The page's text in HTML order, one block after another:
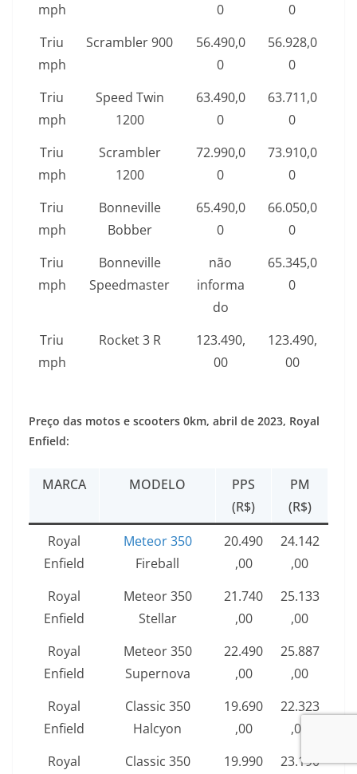
mph
0
0
Triu
mph
Scrambler 900
56.490,0
0
56.928,0
0
Triu
mph
Speed Twin
1200
63.490,0
0
63.711,0
0
Triu
mph
Scrambler
1200
72.990,0
0
73.910,0
0
Triu
mph
Bonneville
Bobber
65.490,0
0
66.050,0
0
Triu
mph
Bonneville
Speedmaster
não
informa
do
65.345,0
0
Triu
mph
Rocket 3 R
123.490,
00
123.490,
00
Preço das motos e scooters 0km, abril de 2023, Royal
Enfield:
MARCA MODELO
PPS
(R$)
PM
(R$)
Royal
Enfield
Meteor 350
Fireball
20.490
,00
24.142
,00
Royal
Enfield
Meteor 350
Stellar
21.740
,00
25.133
,00
Royal
Enfield
Meteor 350
Supernova
22.490
,00
25.887
,00
Royal
Enfield
Classic 350
Halcyon
19.690
,00
22.323
,00
Royal
Classic 350 19.990 23.190